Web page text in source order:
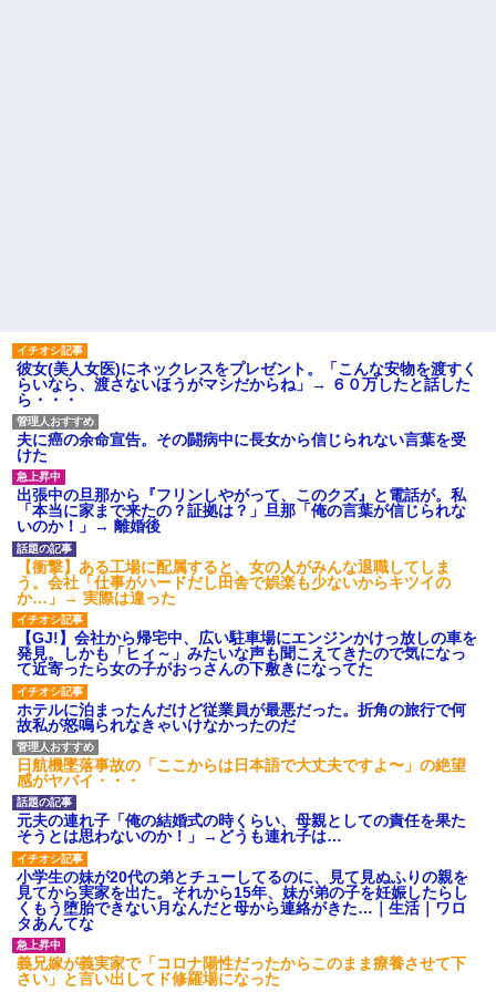
私「初めて飲む味だけどなん
のお茶？」彼「ちっ！」私「」
【GIF】JSのカンチョーワロ
タ
後続車にクラクションを鳴ら
され彼氏が逆切れ。「何クラク
ション鳴らしてんだ！降りてこ
いよ！」と怒鳴りだし...
【衝撃】報酬100万円超の治験
募集がこちらｗｗｗｗｗ(※画像
あり)
【ネット騒然】惨殺されたタ
ワマン頂き女子のこの動画、す
げえええええｗｗｗｗｗｗｗｗ
ｗｗｗ
【愕然】白のクラウン俺氏、
高速道路左車線を制限速度で走
った結果wwwwwwwwwwww
百年の恋12-899 食べた量を
張り合ってくる
【悲報】佐藤輝明・・・２軍
でも盛大にやらかす←あまり悲
しませないでくれ
彼女(美人女医)にネックレスをプレゼント。「こんな安物を渡すく
らいなら、渡さないほうがマシだからね」→ ６０万したと話した
ら・・・
夫に癌の余命宣告。その闘病中に長女から信じられない言葉を受
けた
出張中の旦那から『フリンしやがって、このクズ』と電話が。私
「本当に家まで来たの？証拠は？」旦那「俺の言葉が信じられな
いのか！」→ 離婚後
【衝撃】ある工場に配属すると、女の人がみんな退職してしま
う。会社「仕事がハードだし田舎で娯楽も少ないからキツイの
か…」→ 実際は違った
【GJ!】会社から帰宅中、広い駐車場にエンジンかけっ放しの車を
発見。しかも「ヒィ～」みたいな声も聞こえてきたので気になっ
て近寄ったら女の子がおっさんの下敷きになってた
ホテルに泊まったんだけど従業員が最悪だった。折角の旅行で何
故私が怒鳴られなきゃいけなかったのだ
日航機墜落事故の「ここからは日本語で大丈夫ですよ〜」の絶望
感がヤバイ・・・
元夫の連れ子「俺の結婚式の時くらい、母親としての責任を果た
そうとは思わないのか！」→どうも連れ子は…
小学生の妹が20代の弟とチューしてるのに、見て見ぬふりの親を
見てから実家を出た。それから15年、妹が弟の子を妊娠したらし
くもう堕胎できない月なんだと母から連絡がきた…｜生活｜ワロ
タあんてな
義兄嫁が義実家で「コロナ陽性だったからこのまま療養させて下
さい」と言い出してド修羅場になった